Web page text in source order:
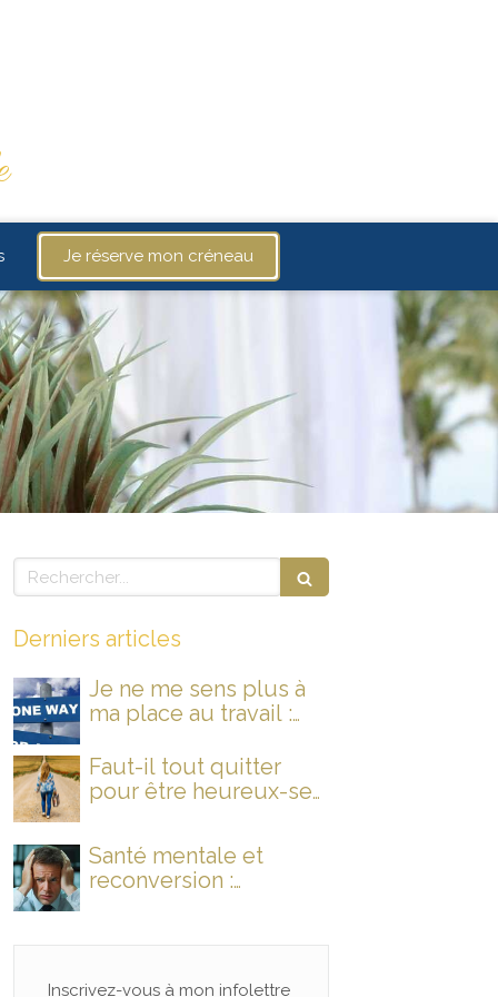
Je réserve mon créneau
Rechercher
Derniers articles
Je ne me sens plus à
ma place au travail :
Faut-il tout quitter
pour être heureux-se
Santé mentale et
reconversion :
son feu intérieur ?
Inscrivez-vous à mon infolettre